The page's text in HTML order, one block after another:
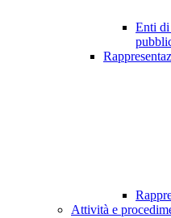
Enti
Attività e